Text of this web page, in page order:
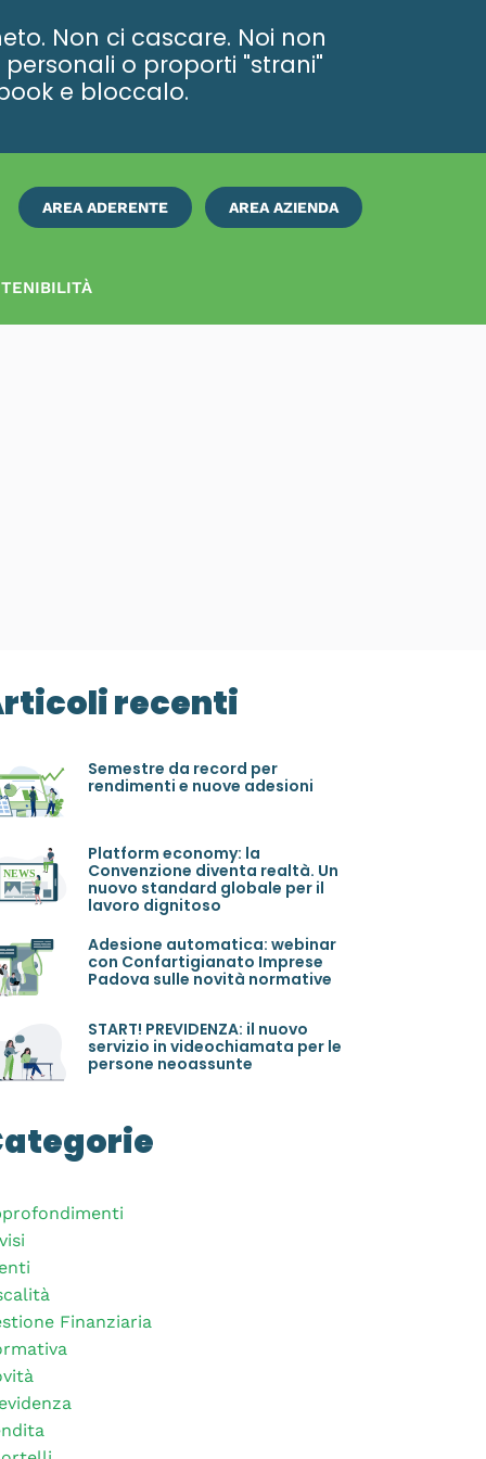
Non ci cascare. Noi non
o proporti "strani"
e bloccalo.
AREA ADERENTE AREA AZIENDA
ISCRIVITI
recenti
Semestre da record per
rendimenti e nuove adesioni
Platform economy: la
Convenzione diventa realtà. Un
nuovo standard globale per il
lavoro dignitoso
Adesione automatica: webinar
con Confartigianato Imprese
Padova sulle novità normative
START! PREVIDENZA: il nuovo
servizio in videochiamata per le
persone neoassunte
Finanziaria